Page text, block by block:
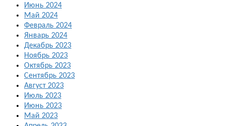
Июнь 2024
Май 2024
Февраль 2024
Январь 2024
Декабрь 2023
Ноябрь 2023
Октябрь 2023
Сентябрь 2023
Август 2023
Июль 2023
Июнь 2023
Май 2023